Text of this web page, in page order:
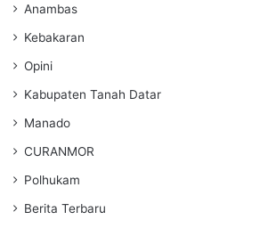
Anambas
Kebakaran
Opini
Kabupaten Tanah Datar
Manado
CURANMOR
Polhukam
Berita Terbaru